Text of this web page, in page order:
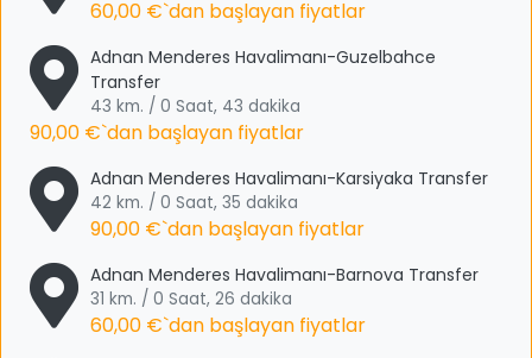
60,00 €`dan başlayan fiyatlar
Adnan Menderes Havalimanı-Guzelbahce
Transfer
43 km. / 0 Saat, 43 dakika
90,00 €`dan başlayan fiyatlar
Adnan Menderes Havalimanı-Karsiyaka Transfer
42 km. / 0 Saat, 35 dakika
90,00 €`dan başlayan fiyatlar
Adnan Menderes Havalimanı-Barnova Transfer
31 km. / 0 Saat, 26 dakika
60,00 €`dan başlayan fiyatlar